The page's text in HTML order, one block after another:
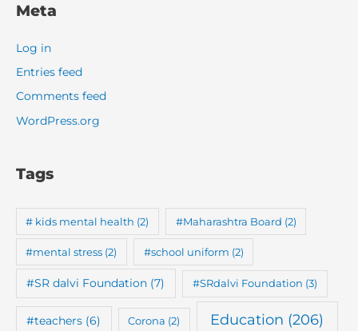
Meta
Log in
Entries feed
Comments feed
WordPress.org
Tags
# kids mental health (2) #Maharashtra Board (2)
#mental stress (2) #school uniform (2)
#SR dalvi Foundation (7) #SRdalvi Foundation (3)
#teachers (6) Corona (2) Education (206)